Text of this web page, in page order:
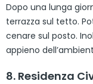
Dopo una lunga
terrazza sul tetto.
cenare sul posto.
appieno
8. Residenza